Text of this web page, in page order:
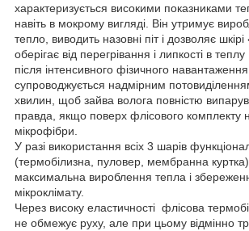
характеризується високими показниками
навіть в мокрому вигляді. Він утримує
тепло, виводить назовні піт і дозволяє
оберігає від перегрівання і липкості в
після інтенсивного фізичного
супроводжується надмірним
хвилин, щоб зайва волога повністю
правда, якщо поверх флісового комплекту
мікрофібри.
У разі використання всіх 3 шарів
(термобілизна, пуловер, мембранна куртка)
максимальна вироблення тепла і
мікроклімату.
Через високу еластичності флісова
не обмежує руху, але при цьому відмінно